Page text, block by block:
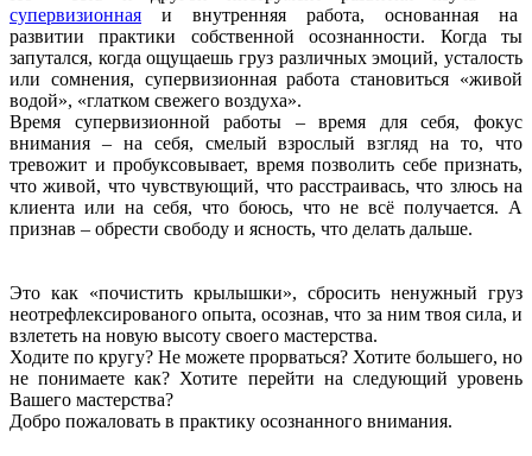
супервизионная и внутренняя работа, основанная на
развитии практики собственной осознанности. Когда ты
запутался, когда ощущаешь груз различных эмоций, усталость
или сомнения, супервизионная работа становиться «живой
водой», «глатком свежего воздуха».
Время супервизионной работы – время для себя, фокус
внимания – на себя, смелый взрослый взгляд на то, что
тревожит и пробуксовывает, время позволить себе признать,
что живой, что чувствующий, что расстраивась, что злюсь на
клиента или на себя, что боюсь, что не всё получается. А
признав – обрести свободу и ясность, что делать дальше.
Это как «почистить крылышки», сбросить ненужный груз
неотрефлексированого опыта, осознав, что за ним твоя сила, и
взлететь на новую высоту своего мастерства.
Ходите по кругу? Не можете прорваться? Хотите большего, но
не понимаете как? Хотите перейти на следующий уровень
Вашего мастерства?
Добро пожаловать в практику осознанного внимания.